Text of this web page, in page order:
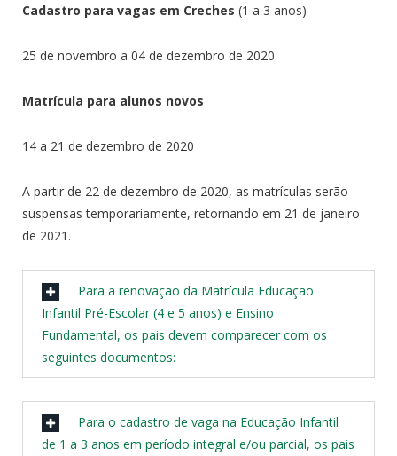
Cadastro para vagas em Creches (1 a 3 anos)
25 de novembro a 04 de dezembro de 2020
Matrícula para alunos novos
14 a 21 de dezembro de 2020
A partir de 22 de dezembro de 2020, as matrículas serão
suspensas temporariamente, retornando em 21 de janeiro
de 2021.
Para a renovação da Matrícula Educação
Infantil Pré-Escolar (4 e 5 anos) e Ensino
Fundamental, os pais devem comparecer com os
seguintes documentos:
Para o cadastro de vaga na Educação Infantil
de 1 a 3 anos em período integral e/ou parcial, os pais